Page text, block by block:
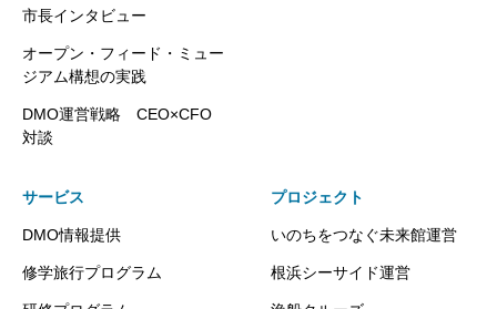
市長インタビュー
オープン・フィード・ミュー
ジアム構想の実践
DMO運営戦略 CEO×CFO
対談
サービス
DMO情報提供
修学旅行プログラム
プロジェクト
いのちをつなぐ未来館運営
根浜シーサイド運営